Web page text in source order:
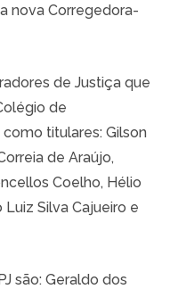
nova Corregedora-
de Justiça que
de
como titulares: Gilson
de Araújo,
Coelho, Hélio
Luiz Silva Cajueiro e
são: Geraldo dos